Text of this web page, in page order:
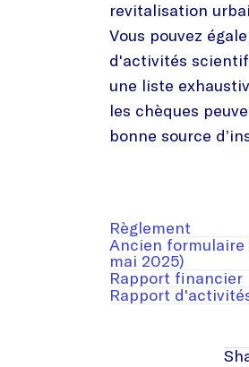
revitalisation
Vous pouvez
d'activités
une liste
les chèques
bonne source
Règlement
Ancien formulaire
mai 2025)
Rapport financier
Rapport